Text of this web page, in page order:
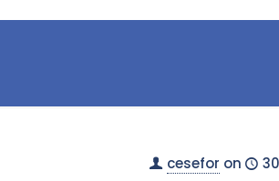
cesefor on